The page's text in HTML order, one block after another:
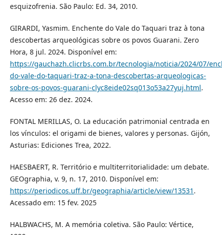
esquizofrenia. São Paulo: Ed. 34, 2010.
GIRARDI, Yasmim. Enchente do Vale do Taquari traz à tona
descobertas arqueológicas sobre os povos Guarani. Zero
Hora, 8 jul. 2024. Disponível em:
https://gauchazh.clicrbs.com.br/tecnologia/noticia/2024/07/
do-vale-do-taquari-traz-a-tona-descobertas-arqueologicas-
sobre-os-povos-guarani-clyc8eide02sq013o53a27yuj.html.
Acesso em: 26 dez. 2024.
FONTAL MERILLAS, O. La educación patrimonial centrada en
los vínculos: el origami de bienes, valores y personas. Gijón,
Asturias: Ediciones Trea, 2022.
HAESBAERT, R. Território e multiterritorialidade: um debate.
GEOgraphia, v. 9, n. 17, 2010. Disponível em:
https://periodicos.uff.br/geographia/article/view/13531 .
Acessado em: 15 fev. 2025
HALBWACHS, M. A memória coletiva. São Paulo: Vértice,